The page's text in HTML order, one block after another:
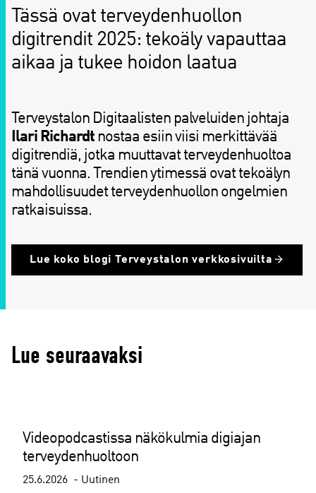
Tässä ovat terveydenhuollon
digitrendit 2025: tekoäly vapauttaa
aikaa ja tukee hoidon laatua
Terveystalon Digitaalisten palveluiden johtaja
Ilari Richardt nostaa esiin viisi merkittävää
digitrendiä, jotka muuttavat terveydenhuoltoa
tänä vuonna. Trendien ytimessä ovat tekoälyn
mahdollisuudet terveydenhuollon ongelmien
ratkaisuissa.
Lue koko blogi Terveystalon verkkosivuilta
Lue seuraavaksi
Videopodcastissa näkökulmia digiajan
terveydenhuoltoon
25.6.2026 Uutinen